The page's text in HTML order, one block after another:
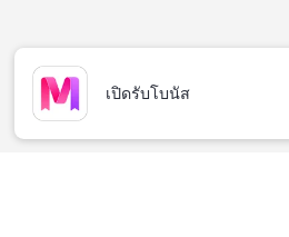
เปิดรับโบนัส